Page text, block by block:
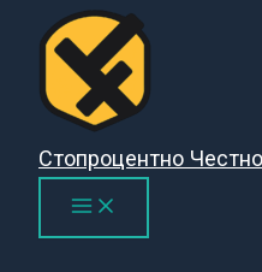
Перейти
содержимому
Стопроцентно Честно